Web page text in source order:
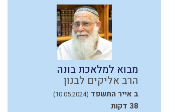
מבוא למלאכת בונה
הרב אליקים לבנון
ב אייר התשפד (10.05.2024)
38 דקות